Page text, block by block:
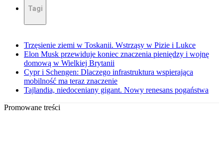
Tagi
Trzęsienie ziemi w Toskanii. Wstrząsy w Pizie i Lukce
Elon Musk przewiduje koniec znaczenia pieniędzy i wojnę
domową w Wielkiej Brytanii
Cypr i Schengen: Dlaczego infrastruktura wspierająca
mobilność ma teraz znaczenie
Tajlandia, niedoceniany gigant. Nowy renesans pogaństwa
Promowane treści